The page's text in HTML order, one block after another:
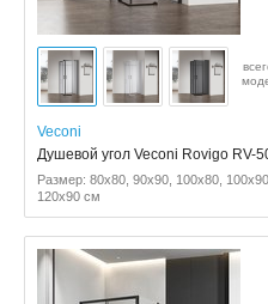
Veconi
Душевой угол Veconi Rovigo RV-
Размер: 80x80, 90x90, 100x80,
120x90 см